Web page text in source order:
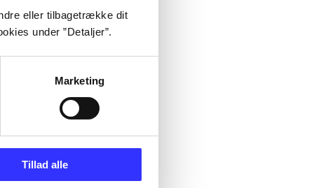
eller tilbagetrække dit
under ”Detaljer”.
Marketing
Tillad alle